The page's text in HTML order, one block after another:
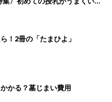
族の時間がより大切に
ふうに変化しましたか？
飲み会から足が遠のきまし
ている場合じゃなくなったの
の基本と夏のトラブル 解決テ
！2冊の「たまひよ」
かる？墓じまい費用